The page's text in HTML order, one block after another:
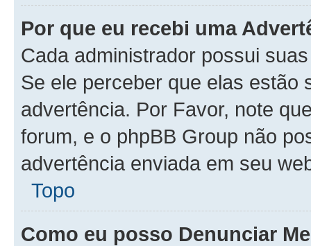
Por que eu recebi uma
Cada administrador possui
Se ele perceber que elas estão
advertência. Por Favor, note
forum, e o phpBB Group não
advertência enviada em seu
Topo
Como eu posso Denunciar